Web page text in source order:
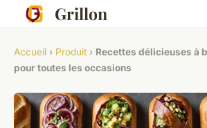
Grillon
Accueil › Produit › Recettes délicieuses à
pour toutes les occasions